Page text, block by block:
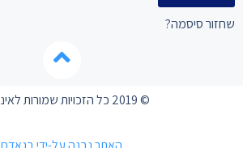
שחזור סיסמה?
© 2019 כל הזכויות שמורות לאינפודוק